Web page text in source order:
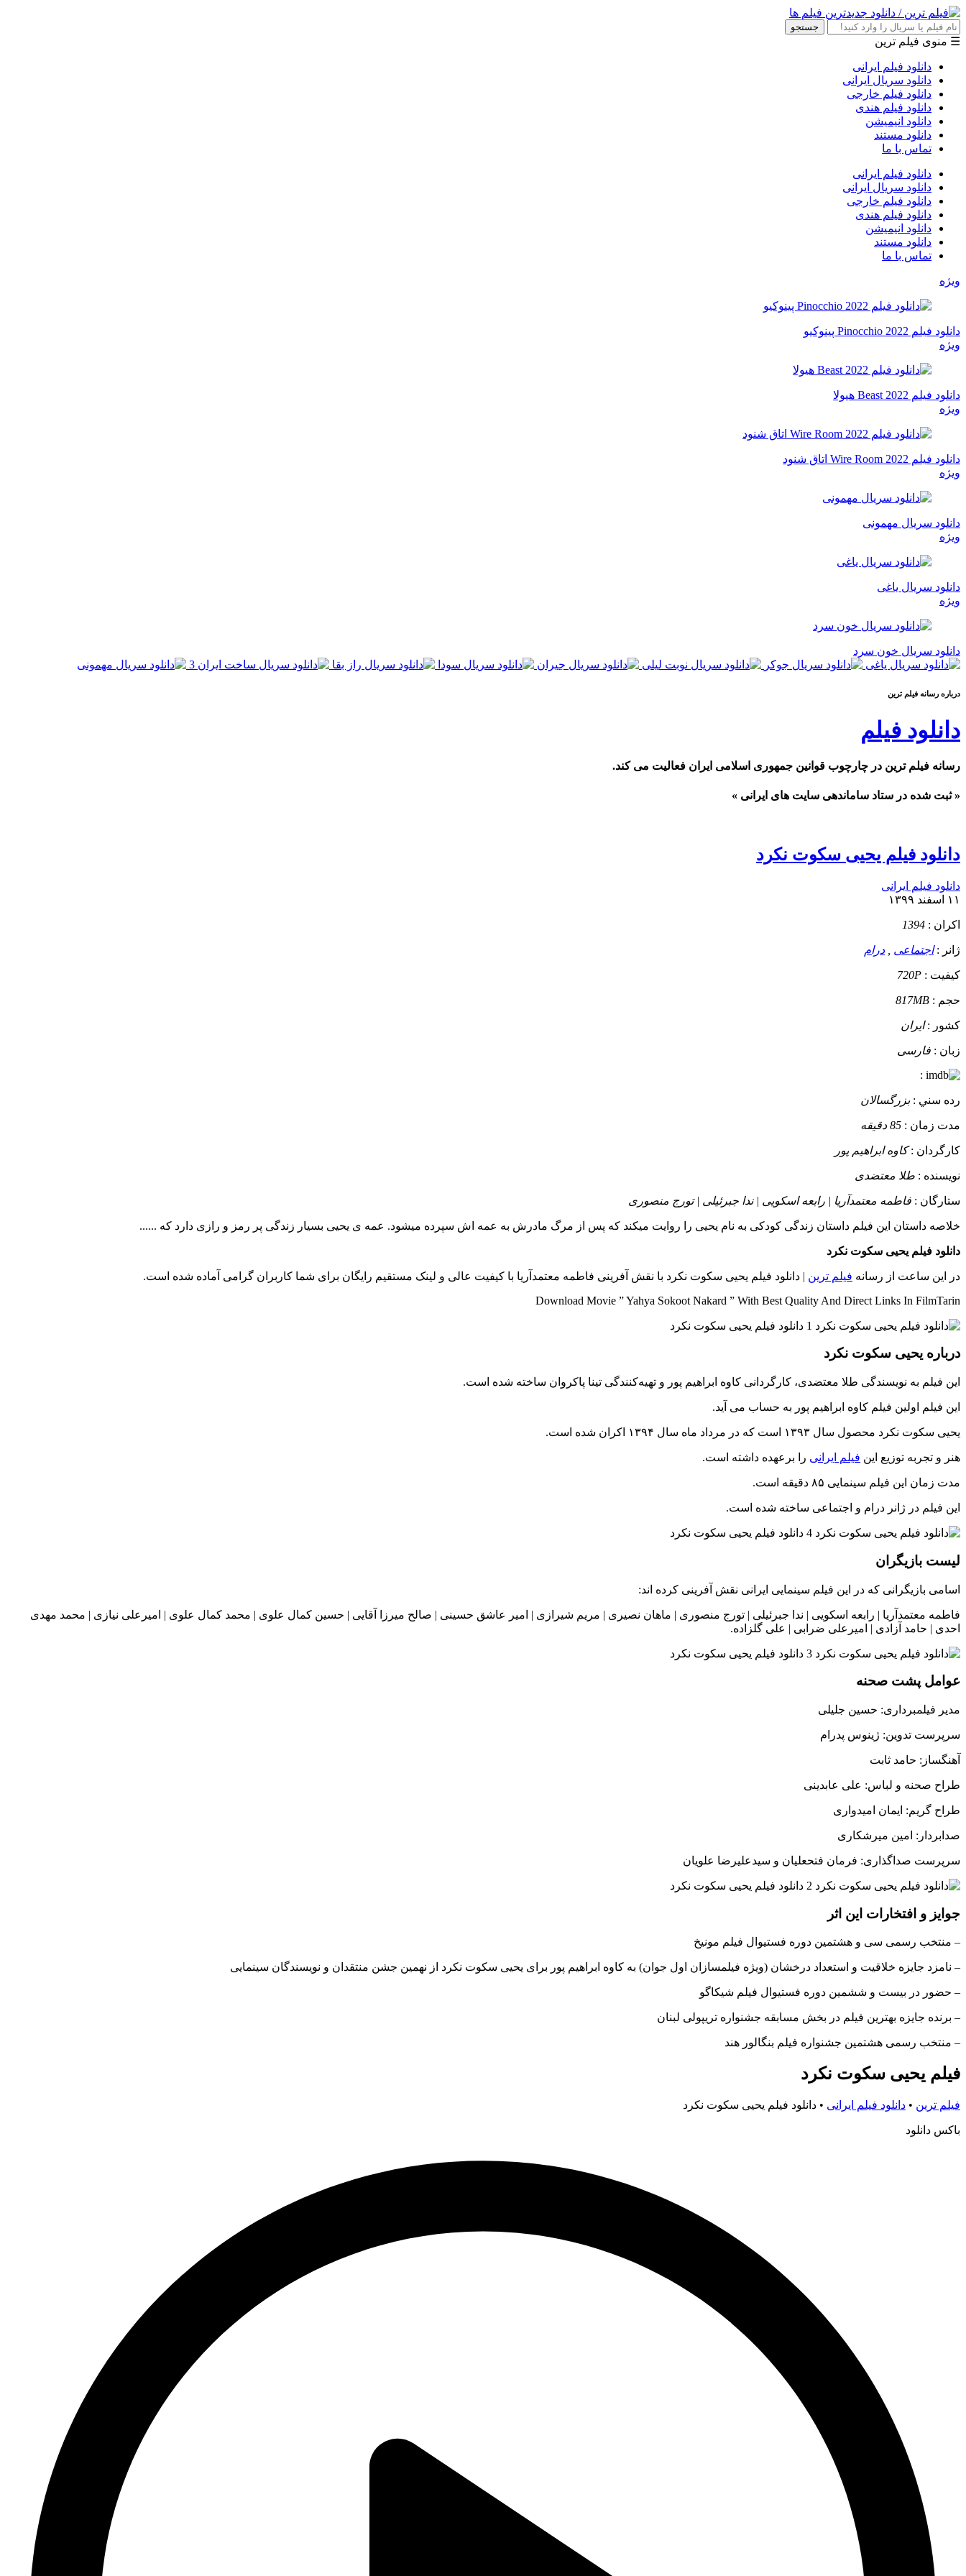
جستجو
☰ منوی فیلم ترین
دانلود فیلم ایرانی
دانلود سریال ایرانی
دانلود فیلم خارجی
دانلود فیلم هندی
دانلود انیمیشن
دانلود مستند
تماس با ما
دانلود فیلم ایرانی
دانلود سریال ایرانی
دانلود فیلم خارجی
دانلود فیلم هندی
دانلود انیمیشن
دانلود مستند
تماس با ما
ویژه
دانلود فیلم Pinocchio 2022 پینوکیو
ویژه
دانلود فیلم Beast 2022 هیولا
ویژه
دانلود فیلم Wire Room 2022 اتاق شنود
ویژه
دانلود سریال مهمونی
ویژه
دانلود سریال یاغی
ویژه
دانلود سریال خون سرد
درباره رسانه فيلم ترين
دانلود فیلم
رسانه فیلم ترین در چارچوب قوانین جمهوری اسلامی ایران فعالیت می کند.
« ثبت شده در ستاد ساماندهی سایت های ایرانی »
دانلود فیلم یحیی سکوت نکرد
دانلود فیلم ایرانی
۱۱ اسفند ۱۳۹۹
اکران : 1394
ژانر :اجتماعی درام
کيفيت : 720P
حجم : 817MB
کشور :ایران
زبان : فارسی
:
رده سني :بزرگسالان
مدت زمان : 85 دقیقه
کارگردان :کاوه ابراهیم پور
نويسنده : طلا معتضدی
ستارگان : فاطمه معتمدآریا | رابعه اسکویی | ندا جبرئیلی | تورج منصوری
خلاصه داستان این فیلم داستان زندگی کودکی به نام یحیی را روایت میکند که پس از مرگ مادرش به عمه اش سپرده میشود. عمه ی یحیی بسیار زندگی پر رمز و رازی دارد که ......
دانلود فیلم یحیی سکوت نکرد
در این ساعت از رسانه فیلم ترین | دانلود فیلم یحیی سکوت نکرد با نقش آفرینی فاطمه معتمدآریا با کیفیت عالی و لینک مستقیم رایگان برای شما کاربران گرامی آماده شده است.
Download Movie ” Yahya Sokoot Nakard ” With Best Quality And Direct Links In FilmTarin
درباره یحیی سکوت نکرد
این فیلم به نویسندگی طلا معتضدی، کارگردانی کاوه ابراهیم پور و تهیه‌کنندگی تینا پاکروان ساخته شده است.
این فیلم اولین فیلم کاوه ابراهیم پور به حساب می آید.
یحیی سکوت نکرد محصول سال ۱۳۹۳ است که در مرداد ماه سال ۱۳۹۴ اکران شده است.
هنر و تجربه توزیع این فیلم ایرانی را برعهده داشته است.
مدت زمان این فیلم سینمایی ۸۵ دقیقه است.
این فیلم در ژانر درام و اجتماعی ساخته شده است.
لیست بازیگران
اسامی بازیگرانی که در این فیلم سینمایی ایرانی نقش آفرینی کرده اند:
فاطمه معتمدآریا | رابعه اسکویی | ندا جبرئیلی | تورج منصوری | ماهان نصیری | مریم شیرازی | امیر عاشق حسینی | صالح میرزا آقایی | حسین کمال علوی | محمد کمال علوی | امیرعلی نیازی | محمد مهدی
احدی | حامد آزادی | امیرعلی ضرابی | علی گلزاده.
عوامل پشت صحنه
مدیر فیلمبرداری: حسین جلیلی
سرپرست تدوین: ژینوس پدرام
آهنگساز: حامد ثابت
طراح صحنه و لباس: علی عابدینی
طراح گریم: ایمان امیدواری
صدابردار: امین میرشکاری
سرپرست صداگذاری: فرمان فتحعلیان و سیدعلیرضا علویان
جوایز و افتخارات این اثر
– منتخب رسمی سی و هشتمین دوره فستیوال فیلم مونیخ
– نامزد جایزه خلاقیت و استعداد درخشان (ویژه فیلمسازان اول جوان) به کاوه ابراهیم پور برای یحیی سکوت نکرد از نهمین جشن منتقدان و نویسندگان سینمایی
– حضور در بیست و ششمین دوره فستیوال فیلم شیکاگو
– برنده جایزه بهترین فیلم در بخش مسابقه جشنواره تریپولی لبنان
– منتخب رسمی هشتمین جشنواره فیلم بنگالور هند
فیلم یحیی سکوت نکرد
فیلم ترین • دانلود فیلم ایرانی • دانلود فیلم یحیی سکوت نکرد
باکس دانلود